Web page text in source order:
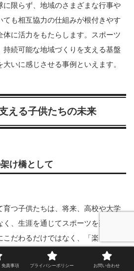
に限らず、地域のさまざまな行事や
ても相互協力の仕組みが根付きやす
体に活力をもたらします。スポーツ
持続可能な地域づくりを支える基盤
いに感じさせる事例といえます。
える子供たちの未来
け橋として
育つ子供たちは、将来、高校や大学
、生涯を通じてスポーツを楽しむ
だわるだけではなく、「楽しむ野
ポーツ」としての原体験が培われる
てからも健康的な生活習慣や体を動
免責事項 プライバシーポリシー お問い合わせ